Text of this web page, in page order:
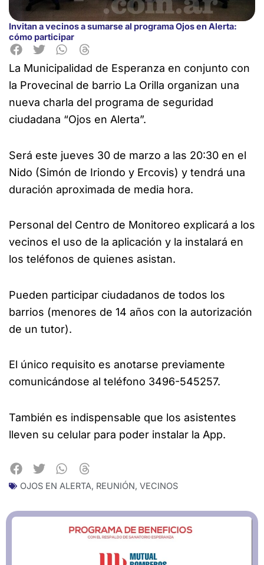
Invitan a vecinos a sumarse al programa Ojos en Alerta:
cómo participar
La Municipalidad de Esperanza en conjunto con
la Provecinal de barrio La Orilla organizan una
nueva charla del programa de seguridad
ciudadana “Ojos en Alerta”.
Será este jueves 30 de marzo a las 20:30 en el
Nido (Simón de Iriondo y Ercovis) y tendrá una
duración aproximada de media hora.
Personal del Centro de Monitoreo explicará a los
vecinos el uso de la aplicación y la instalará en
los teléfonos de quienes asistan.
Pueden participar ciudadanos de todos los
barrios (menores de 14 años con la autorización
de un tutor).
El único requisito es anotarse previamente
comunicándose al teléfono 3496-545257.
También es indispensable que los asistentes
lleven su celular para poder instalar la App.
OJOS EN ALERTA, REUNIÓN, VECINOS